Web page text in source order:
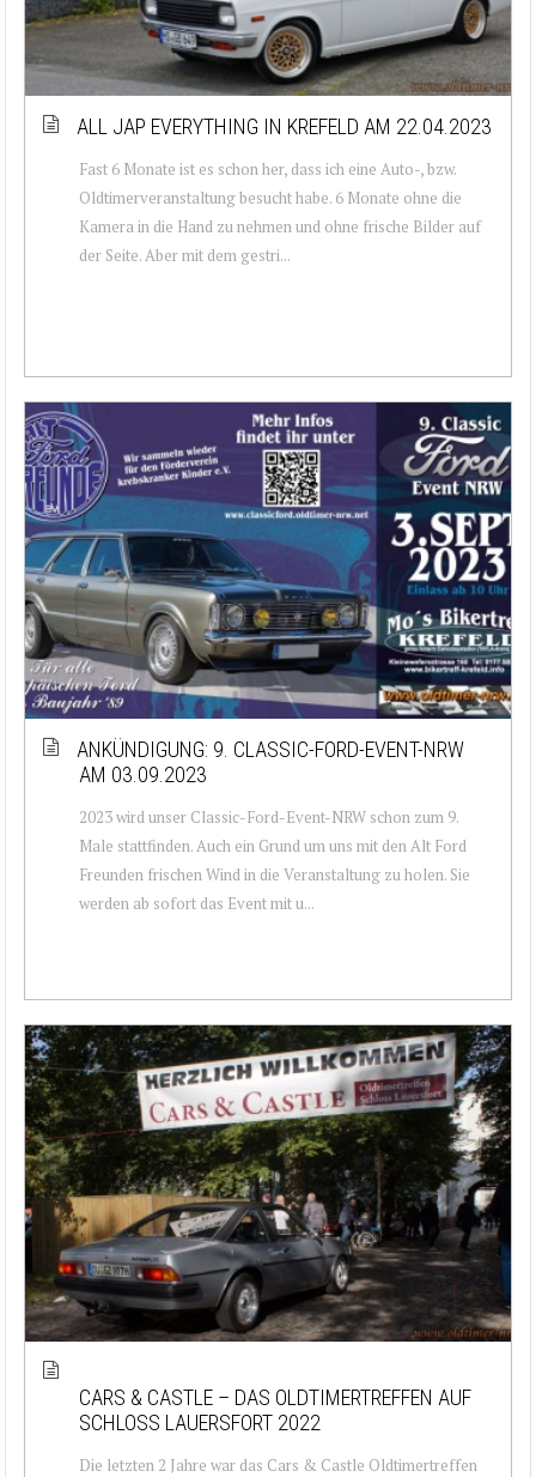
ALL JAP EVERYTHING IN KREFELD AM 22.04.2023
Fast 6 Monate ist es schon her, dass ich eine Auto-, bzw.
Oldtimerveranstaltung besucht habe. 6 Monate ohne die
Kamera in die Hand zu nehmen und ohne frische Bilder auf
der Seite. Aber mit dem gestri...
ANKÜNDIGUNG: 9. CLASSIC-FORD-EVENT-NRW
AM 03.09.2023
2023 wird unser Classic-Ford-Event-NRW schon zum 9.
Male stattfinden. Auch ein Grund um uns mit den Alt Ford
Freunden frischen Wind in die Veranstaltung zu holen. Sie
werden ab sofort das Event mit u...
CARS & CASTLE – DAS OLDTIMERTREFFEN AUF
SCHLOSS LAUERSFORT 2022
Die letzten 2 Jahre war das Cars & Castle Oldtimertreffen